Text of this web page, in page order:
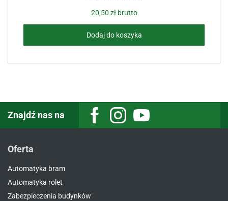
20,50 złbrutto
Dodaj do koszyka
Znajdź nas na FacebookInstagramYoutube
Oferta
Automatyka bram
Automatyka rolet
Zabezpieczenia budynków